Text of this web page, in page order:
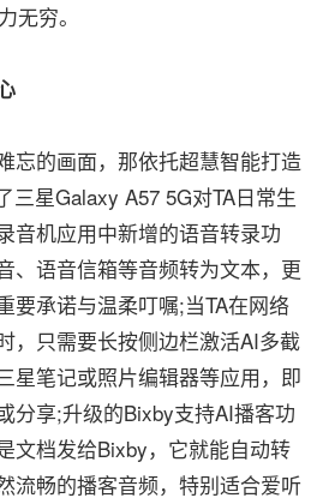
无穷。
的画面，那依托超慧智能打造
三星Galaxy A57 5G对TA日常生
音机应用中新增的语音转录功
、语音信箱等音频转为文本，更
要承诺与温柔叮嘱;当TA在网络
，只需要长按侧边栏激活AI多截
星笔记或照片编辑器等应用，即
分享;升级的Bixby支持AI播客功
文档发给Bixby，它就能自动转
流畅的播客音频，特别适合爱听